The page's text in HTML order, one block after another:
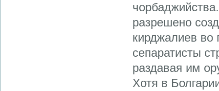
разрешено
кирджалиев
сепаратисты
раздавая им
Хотя в